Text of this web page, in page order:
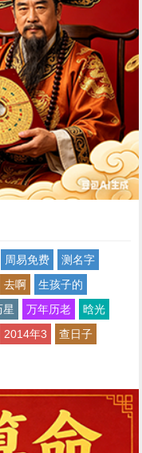
周易免费
测名字
去啊
生孩子的
星 万年历老
晗光
2014年3
查日子